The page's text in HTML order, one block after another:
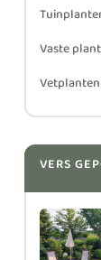
Vaste
VERS